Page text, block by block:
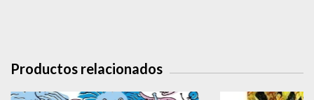
Productos relacionados